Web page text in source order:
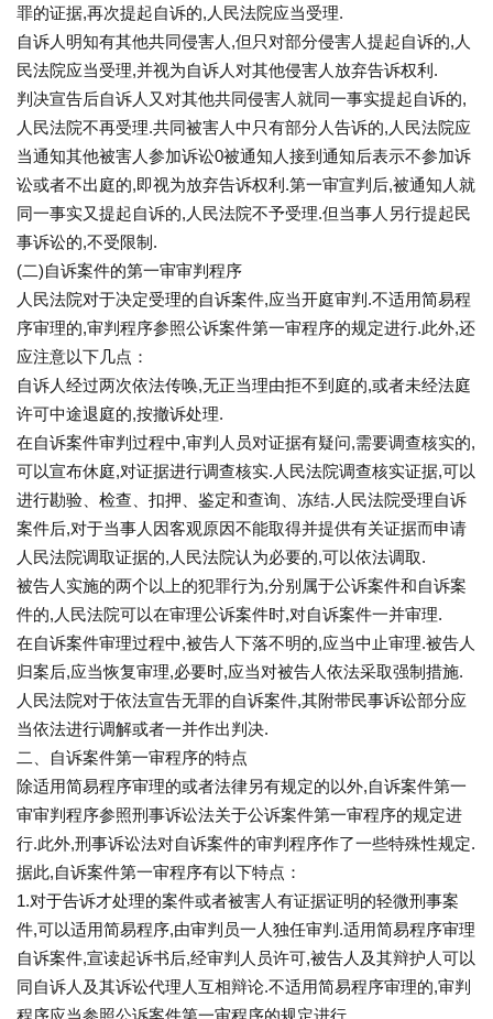
罪的证据,再次提起自诉的,人民法院应当受理.
自诉人明知有其他共同侵害人,但只对部分侵害人提起自诉的,人
民法院应当受理,并视为自诉人对其他侵害人放弃告诉权利.
判决宣告后自诉人又对其他共同侵害人就同一事实提起自诉的,
人民法院不再受理.共同被害人中只有部分人告诉的,人民法院应
当通知其他被害人参加诉讼0被通知人接到通知后表示不参加诉
讼或者不出庭的,即视为放弃告诉权利.第一审宣判后,被通知人就
同一事实又提起自诉的,人民法院不予受理.但当事人另行提起民
事诉讼的,不受限制.
(二)自诉案件的第一审审判程序
人民法院对于决定受理的自诉案件,应当开庭审判.不适用简易程
序审理的,审判程序参照公诉案件第一审程序的规定进行.此外,还
应注意以下几点：
自诉人经过两次依法传唤,无正当理由拒不到庭的,或者未经法庭
许可中途退庭的,按撤诉处理.
在自诉案件审判过程中,审判人员对证据有疑问,需要调查核实的,
可以宣布休庭,对证据进行调查核实.人民法院调查核实证据,可以
进行勘验、检查、扣押、鉴定和查询、冻结.人民法院受理自诉
案件后,对于当事人因客观原因不能取得并提供有关证据而申请
人民法院调取证据的,人民法院认为必要的,可以依法调取.
被告人实施的两个以上的犯罪行为,分别属于公诉案件和自诉案
件的,人民法院可以在审理公诉案件时,对自诉案件一并审理.
在自诉案件审理过程中,被告人下落不明的,应当中止审理.被告人
归案后,应当恢复审理,必要时,应当对被告人依法采取强制措施.
人民法院对于依法宣告无罪的自诉案件,其附带民事诉讼部分应
当依法进行调解或者一并作出判决.
二、自诉案件第一审程序的特点
除适用简易程序审理的或者法律另有规定的以外,自诉案件第一
审审判程序参照刑事诉讼法关于公诉案件第一审程序的规定进
行.此外,刑事诉讼法对自诉案件的审判程序作了一些特殊性规定.
据此,自诉案件第一审程序有以下特点：
1.对于告诉才处理的案件或者被害人有证据证明的轻微刑事案
件,可以适用简易程序,由审判员一人独任审判.适用简易程序审理
自诉案件,宣读起诉书后,经审判人员许可,被告人及其辩护人可以
同自诉人及其诉讼代理人互相辩论.不适用简易程序审理的,审判
程序应当参照公诉案件第一审程序的规定进行.